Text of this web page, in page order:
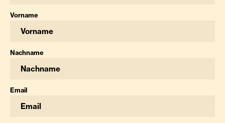
Vorname
Nachname
Email